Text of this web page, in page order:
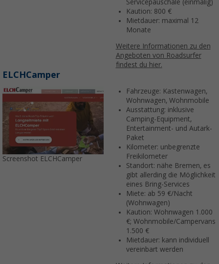
Servicepauschale (einmalig)
Kaution: 800 €
Mietdauer: maximal 12
Monate
Weitere Informationen zu den
Angeboten von Roadsurfer
findest du hier.
ELCHCamper
Screenshot ELCHCamper
Fahrzeuge: Kastenwagen,
Wohnwagen, Wohnmobile
Ausstattung: inklusive
Camping-Equipment,
Entertainment- und Autark-
Paket
Kilometer: unbegrenzte
Freikilometer
Standort: nähe Bremen, es
gibt allerding die Möglichkeit
eines Bring-Services
Miete: ab 59 €/Nacht
(Wohnwagen)
Kaution: Wohnwagen 1.000
€; Wohnmobile/Campervans
1.500 €
Mietdauer: kann individuell
vereinbart werden